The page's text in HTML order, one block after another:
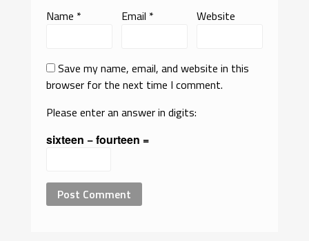
Name * Email * Website
Save my name, email, and website in this
browser for the next time I comment.
Please enter an answer in digits:
sixteen − fourteen =